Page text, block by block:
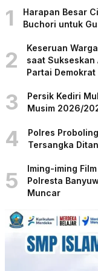
1
Harapan Besar
Buchori untuk
2
Keseruan
saat Sukseskan
Partai Demokrat
3
Persik Kediri
Musim 2026/
4
Polres
Tersangka
5
Iming-iming
Polresta
Muncar